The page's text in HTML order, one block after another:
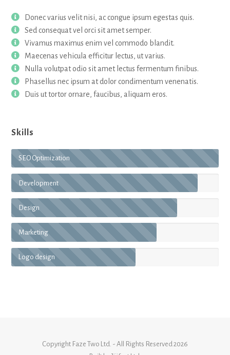
Donec varius velit nisi, ac congue ipsum egestas quis.
Sed consequat vel orci sit amet semper.
Vivamus maximus enim vel commodo blandit.
Maecenas vehicula efficitur lectus, ut varius.
Nulla volutpat odio sit amet lectus fermentum finibus.
Phasellus nec ipsum at dolor condimentum venenatis.
Duis ut tortor ornare, faucibus, aliquam eros.
Skills
SEO Optimization
Development
Design
Marketing
Logo design
Copyright Faze Two Ltd. - All Rights Reserved 2026